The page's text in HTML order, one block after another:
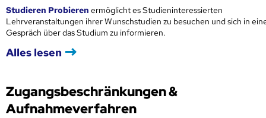
Studieren Probieren ermöglicht es Studieninteressierten
Lehrveranstaltungen ihrer Wunschstudien zu besuchen und sich in
Gespräch über das Studium zu informieren.
Alles lesen
Zugangsbeschränkungen &
Aufnahmeverfahren